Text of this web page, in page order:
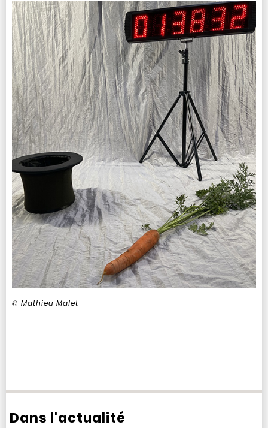
© Mathieu Malet
Dans l'actualité